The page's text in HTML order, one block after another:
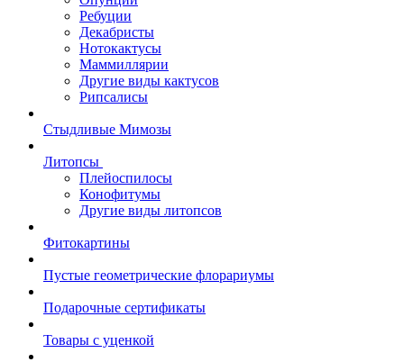
Ребуции
Декабристы
Нотокактусы
Маммиллярии
Другие виды кактусов
Рипсалисы
Стыдливые Мимозы
Литопсы
Плейоспилосы
Конофитумы
Другие виды литопсов
Фитокартины
Пустые геометрические флорариумы
Подарочные сертификаты
Товары с уценкой